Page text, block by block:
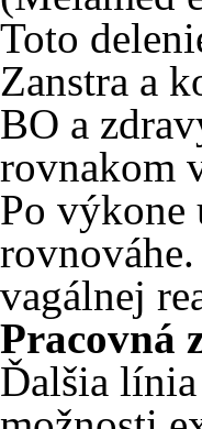
Toto
Zanstra a
BO a
rovnakom
Po výkone
vagálnej
Pracovná
Ďalšia línia